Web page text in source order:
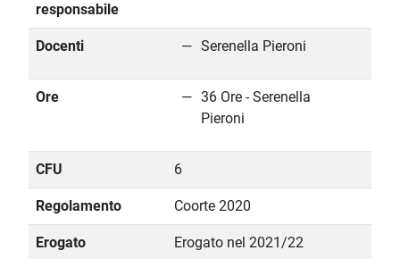
responsabile
Docenti Serenella Pieroni
Ore
36 Ore - Serenella
Pieroni
CFU 6
Regolamento Coorte 2020
Erogato Erogato nel 2021/22